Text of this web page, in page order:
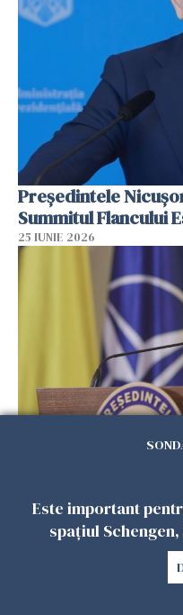
Preşedintele
Summitul Flancului
25 IUNIE 2026
24 IUNIE 2026
Este important
spațiul